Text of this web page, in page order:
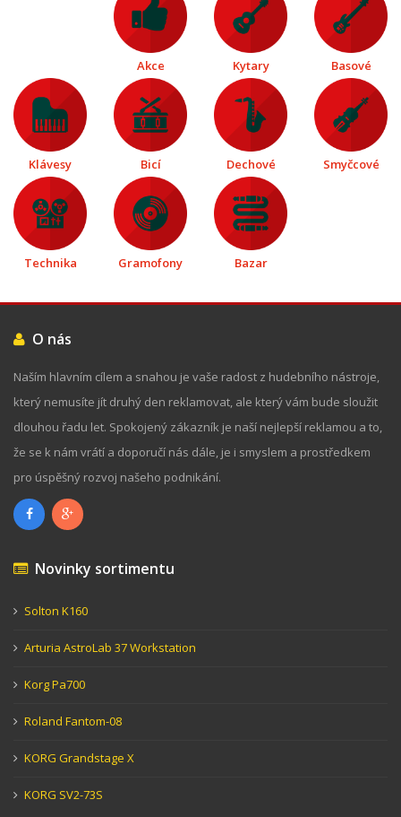
Akce Kytary Basové
Klávesy Bicí Dechové Smyčcové
Technika Gramofony Bazar
O nás
Naším hlavním cílem a snahou je vaše radost z hudebního nástroje,
který nemusíte jít druhý den reklamovat, ale který vám bude sloužit
dlouhou řadu let. Spokojený zákazník je naší nejlepší reklamou a to,
že se k nám vrátí a doporučí nás dále, je i smyslem a prostředkem
pro úspěšný rozvoj našeho podnikání.
Novinky sortimentu
Solton K160
Arturia AstroLab 37 Workstation
Korg Pa700
Roland Fantom-08
KORG Grandstage X
KORG SV2-73S